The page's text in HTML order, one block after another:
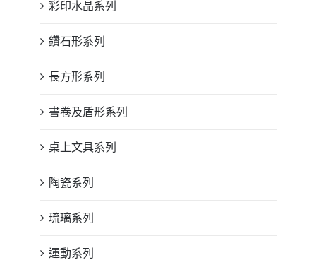
彩印水晶系列
鑽石形系列
長方形系列
書卷及盾形系列
桌上文具系列
陶瓷系列
琉璃系列
運動系列